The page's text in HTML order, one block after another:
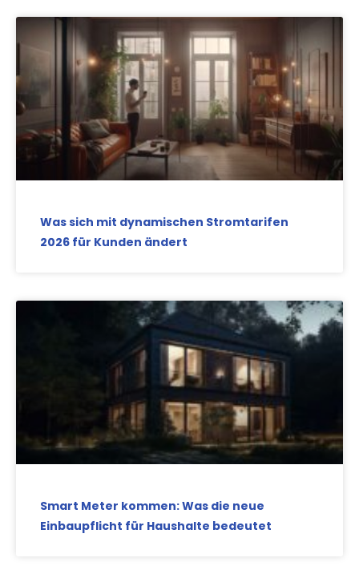
Was sich mit dynamischen Stromtarifen
2026 für Kunden ändert
Smart Meter kommen: Was die neue
Einbaupflicht für Haushalte bedeutet